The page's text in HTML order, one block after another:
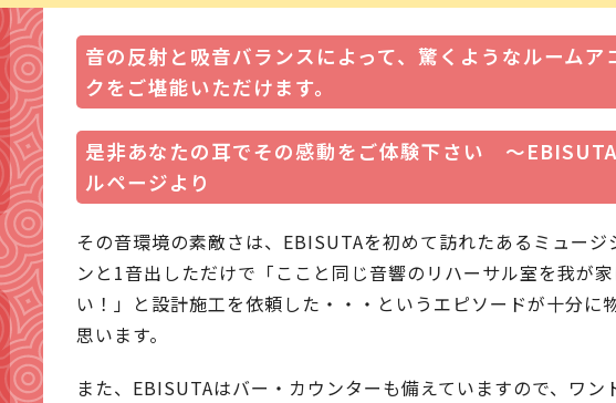
音の反射と吸音バランスによって、驚くようなルームア
クをご堪能いただけます。
是非あなたの耳でその感動をご体験下さい　～
ルページより
その音環境の素敵さは、EBISUTAを初めて訪れたあるミュージ
ンと1音出しただけで「ここと同じ音響のリハーサル室を我が
い！」と設計施工を依頼した・・・というエピソードが十分に
思います。
また、EBISUTAはバー・カウンターも備えていますので、ワン